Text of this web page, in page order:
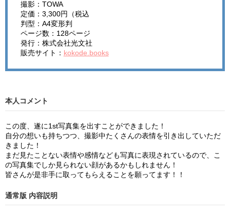
撮影：TOWA
定価：3,300円（税込
判型：A4変形判
ページ数：128ページ
発行：株式会社光文社
販売サイト： kokode.books
本人コメント
この度、遂に1st写真集を出すことができました！
自分の想いも持ちつつ、撮影中たくさんの表情を引き出していただ
きました！
まだ見たことない表情や感情なども写真に表現されているので、こ
の写真集でしか見られない顔があるかもしれません！
皆さんが是非手に取ってもらえることを願ってます！！
通常版 内容説明